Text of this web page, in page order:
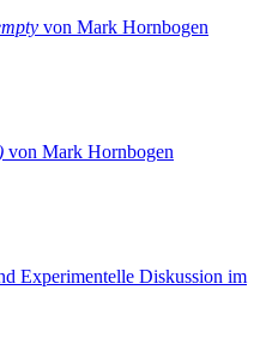
von Mark Hornbogen
von Mark Hornbogen
Experimentelle Diskussion im